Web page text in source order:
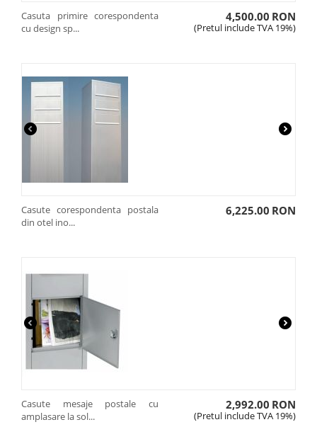
Casuta primire corespondenta
cu design sp...
4,500.00 RON
(Pretul include TVA 19%)
Casute corespondenta postala
din otel ino...
6,225.00 RON
Casute mesaje postale cu
amplasare la sol...
2,992.00 RON
(Pretul include TVA 19%)